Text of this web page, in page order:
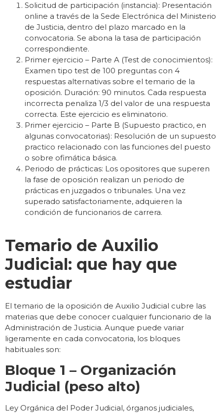
Solicitud de participación (instancia): Presentación
online a través de la Sede Electrónica del Ministerio
de Justicia, dentro del plazo marcado en la
convocatoria. Se abona la tasa de participación
correspondiente.
Primer ejercicio – Parte A (Test de conocimientos):
Examen tipo test de 100 preguntas con 4
respuestas alternativas sobre el temario de la
oposición. Duración: 90 minutos. Cada respuesta
incorrecta penaliza 1/3 del valor de una respuesta
correcta. Este ejercicio es eliminatorio.
Primer ejercicio – Parte B (Supuesto practico, en
algunas convocatorias): Resolución de un supuesto
practico relacionado con las funciones del puesto
o sobre ofimática básica.
Periodo de prácticas: Los opositores que superen
la fase de oposición realizan un periodo de
prácticas en juzgados o tribunales. Una vez
superado satisfactoriamente, adquieren la
condición de funcionarios de carrera.
Temario de Auxilio
Judicial: que hay que
estudiar
El temario de la oposición de Auxilio Judicial cubre las
materias que debe conocer cualquier funcionario de la
Administración de Justicia. Aunque puede variar
ligeramente en cada convocatoria, los bloques
habituales son:
Bloque 1 – Organización
Judicial (peso alto)
Ley Orgánica del Poder Judicial, órganos judiciales,